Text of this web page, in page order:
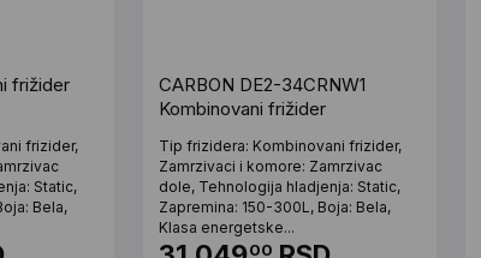
frižider
frizider,
Static,
Bela,
CARBON DE2-34CRNW1
Kombinovani frižider
Tip frizidera: Kombinovani frizider,
Zamrzivaci i komore: Zamrzivac
dole, Tehnologija hladjenja: Static,
Zapremina: 150-300L, Boja: Bela,
Klasa energetske...
00